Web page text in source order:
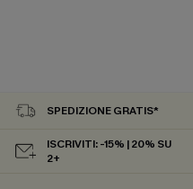
SPEDIZIONE GRATIS*
ISCRIVITI: -15% | 20% SU
2+